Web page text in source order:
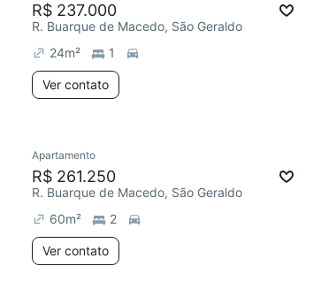
R$ 237.000
R. Buarque de Macedo, São Geraldo
24m² 1
Ver contato
Apartamento
R$ 261.250
R. Buarque de Macedo, São Geraldo
60m² 2
Ver contato